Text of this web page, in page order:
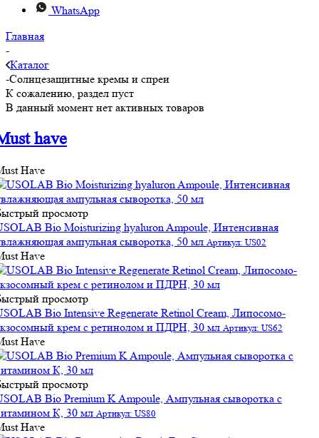
WhatsApp
Главная
-
Каталог
-Солнцезащитные кремы и спреи
К сожалению, раздел пуст
В данный момент нет активных товаров
have
Have
просмотр
Bio Moisturizing hyaluron Ampoule, Интенсивная
ампульная сыворотка, 50 мл Артикул: US02
Have
просмотр
Bio Intensive Regenerate Retinol Cream, Липосомо-
крем с ретинолом и ПДРН, 30 мл Артикул: US62
Have
просмотр
Bio Premium K Ampoule, Ампульная сыворотка с
К, 30 мл Артикул: US80
Have